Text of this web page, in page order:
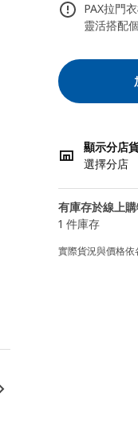
PAX拉門
靈活搭配
顯示分店
選擇分店
有庫存於線上
1 件庫存
實際貨況與價格